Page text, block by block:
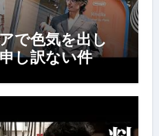
で色気を出し
し訳ない件